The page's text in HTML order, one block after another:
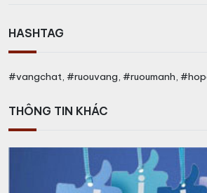
HASHTAG
#vangchat, #ruouvang, #ruoumanh,
THÔNG TIN KHÁC